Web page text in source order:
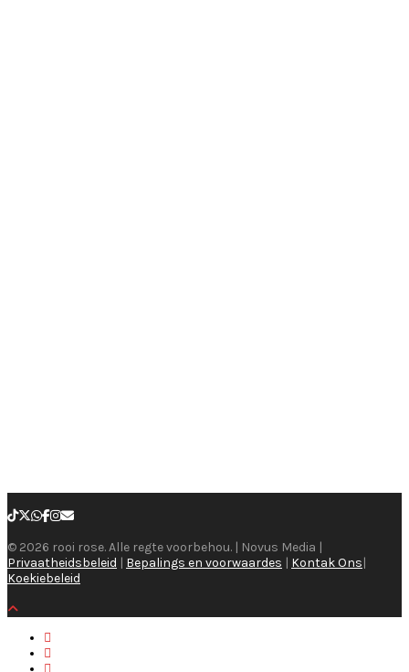
© 2026 rooi rose. Alle regte voorbehou. | Novus Media |
Privaatheidsbeleid | Bepalings en voorwaardes | Kontak Ons|
Koekiebeleid